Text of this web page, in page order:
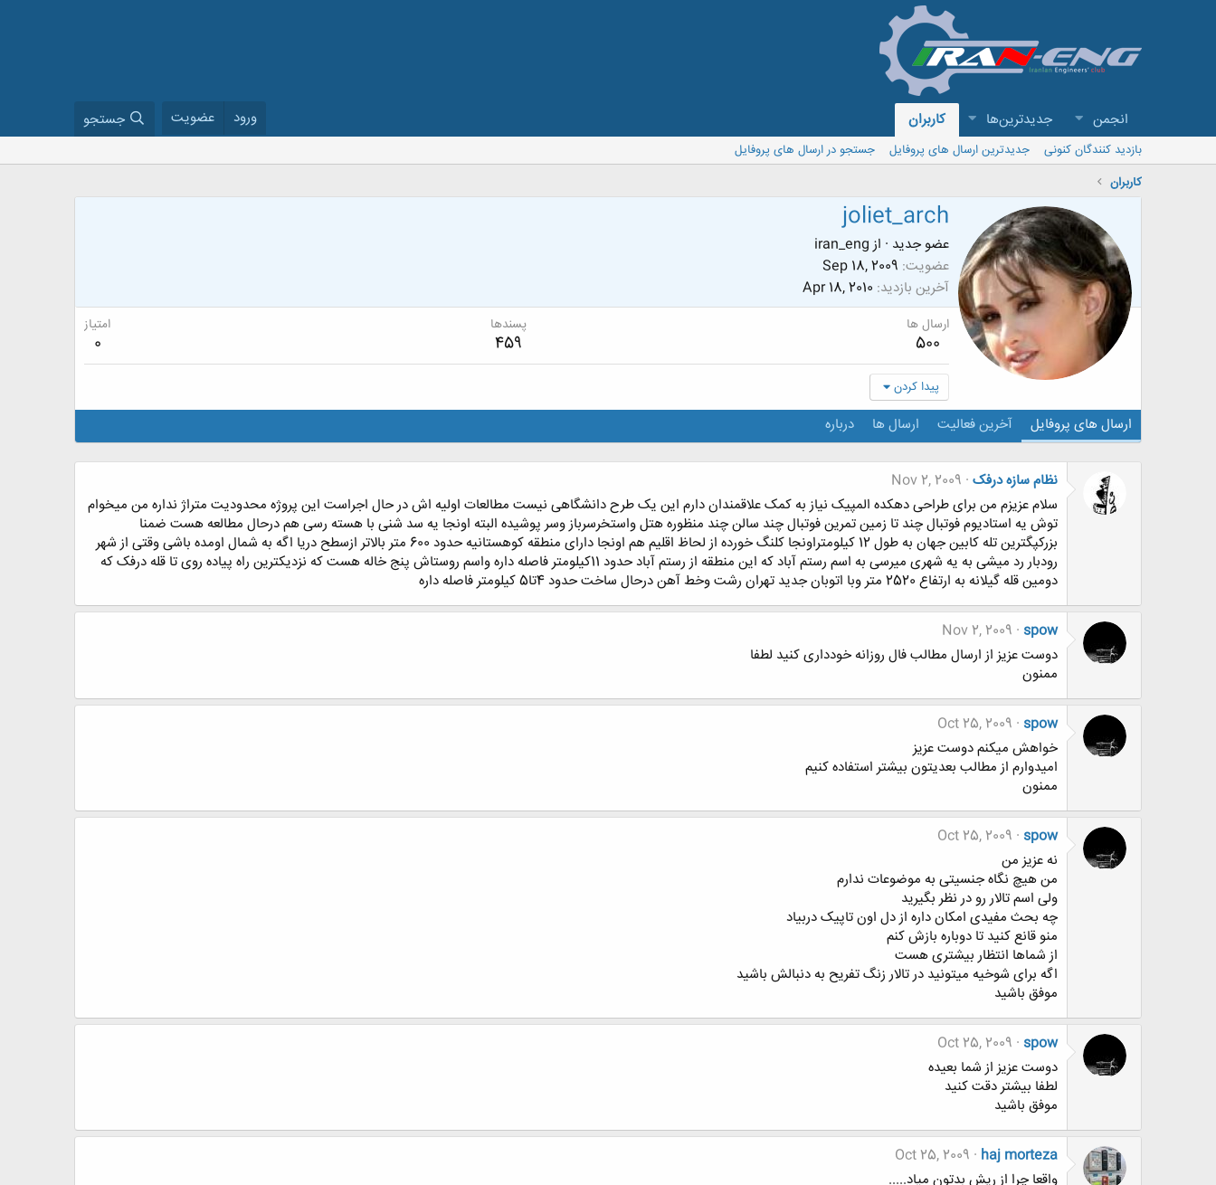
انجمن جدیدترین‌ها کاربران ورود عضویت جستجو
بازدید کنندگان کنونی جدیدترین ارسال های پروفایل
جستجو در ارسال های پروفایل
کاربران
joliet_arch
عضو جدید · از iran_eng
عضویت Sep 18, 2009
آخرین بازدید Apr 18, 2010
ارسال ها
500
پسندها
459
امتیاز
0
پیدا کردن
ارسال های پروفایل آخرین فعالیت ارسال ها درباره
نظام سازه درفک Nov 2, 2009
سلام عزیزم من برای طراحی دهکده المپیک نیاز به کمک علاقمندان دارم این یک طرح دانشگاهی نیست مطالعات اولیه اش در حال اجراست این پروژه محدودیت متراژ نداره من میخوام
توش یه استادیوم فوتبال چند تا زمین تمرین فوتبال چند سالن چند منظوره هتل واستخرسرباز وسر پوشیده البته اونجا یه سد شنی با هسته رسی هم درحال مطالعه هست ضمنا
بزرکپگترین تله کابین جهان به طول 12 کیلومتراونجا کلنگ خورده از لحاظ اقلیم هم اونجا دارای منطقه کوهستانیه حدود 600 متر بالاتر ازسطح دریا اگه به شمال اومده باشی وقتی از شهر
رودبار رد میشی به یه شهری میرسی به اسم رستم آباد که این منطقه از رستم آباد حدود 11کیلومتر فاصله داره واسم روستاش پنج خاله هست که نزدیکترین راه پیاده روی تا قله درفک که
دومین قله گیلانه به ارتفاع 2520 متر وبا اتوبان جدید تهران رشت وخط آهن درحال ساخت حدود 4تا5 کیلومتر فاصله داره
spow
Nov 2, 2009
دوست عزیز از ارسال مطالب فال روزانه خودداری کنید لطفا
ممنون
spow
Oct 25, 2009
خواهش میکنم دوست عزیز
امیدوارم از مطالب بعدیتون بیشتر استفاده کنیم
ممنون
spow
Oct 25, 2009
نه عزیز من
من هیچ نگاه جنسیتی به موضوعات ندارم
ولی اسم تالار رو در نظر بگیرید
چه بحث مفیدی امکان داره از دل اون تاپیک دربیاد
منو قانع کنید تا دوباره بازش کنم
از شماها انتظار بیشتری هست
اگه برای شوخیه میتونید در تالار زنگ تفریح به دنبالش باشید
موفق باشید
spow
Oct 25, 2009
دوست عزیز از شما بعیده
لطفا بیشتر دقت کنید
موفق باشید
haj morteza
Oct 25, 2009
واقعا چرا از ریش بدتون میاد.....